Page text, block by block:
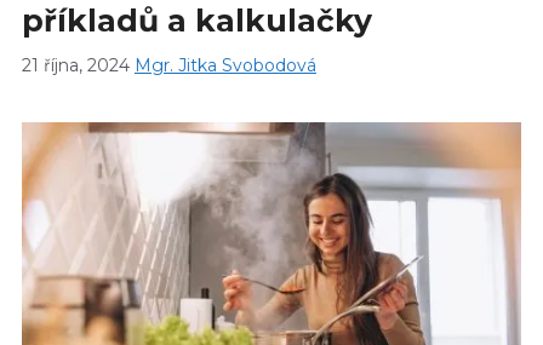
příkladů a kalkulačky
21 října, 2024 Mgr. Jitka Svobodová